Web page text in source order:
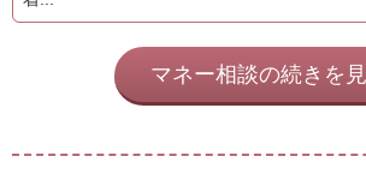
マネー相談の続きを